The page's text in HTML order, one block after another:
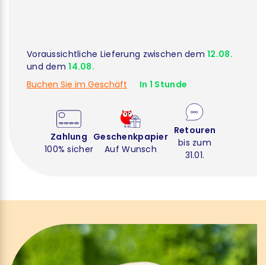
Voraussichtliche Lieferung zwischen dem12.08.
und dem14.08.
Buchen Sie im Geschäft
In 1 Stunde
Zahlung
100% sicher
Geschenkpapier
Auf Wunsch
Retouren
bis zum
31.01.